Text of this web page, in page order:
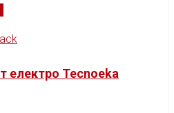
електро Tecnoeka